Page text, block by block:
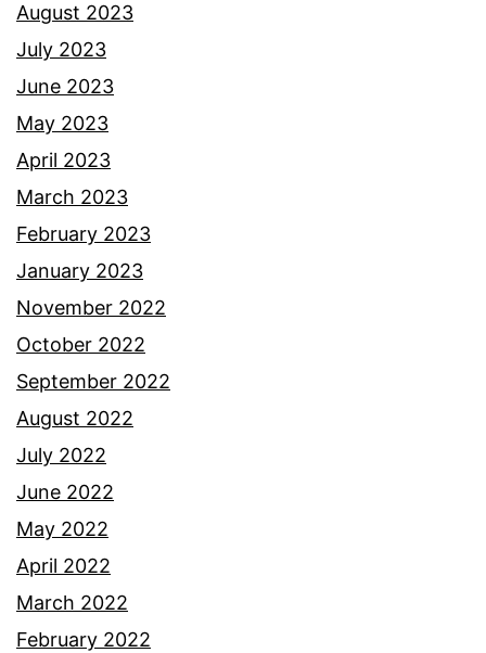
August 2023
July 2023
June 2023
May 2023
April 2023
March 2023
February 2023
January 2023
November 2022
October 2022
September 2022
August 2022
July 2022
June 2022
May 2022
April 2022
March 2022
February 2022